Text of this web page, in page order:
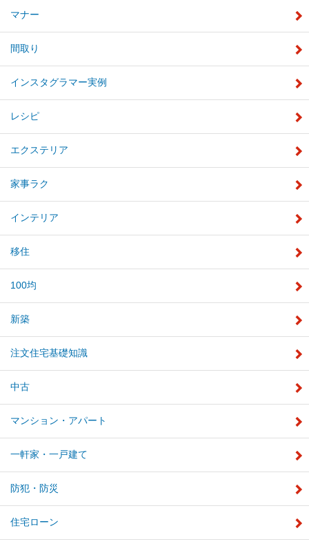
マナー
間取り
インスタグラマー実例
レシピ
エクステリア
家事ラク
インテリア
移住
100均
新築
注文住宅基礎知識
中古
マンション・アパート
一軒家・一戸建て
防犯・防災
住宅ローン